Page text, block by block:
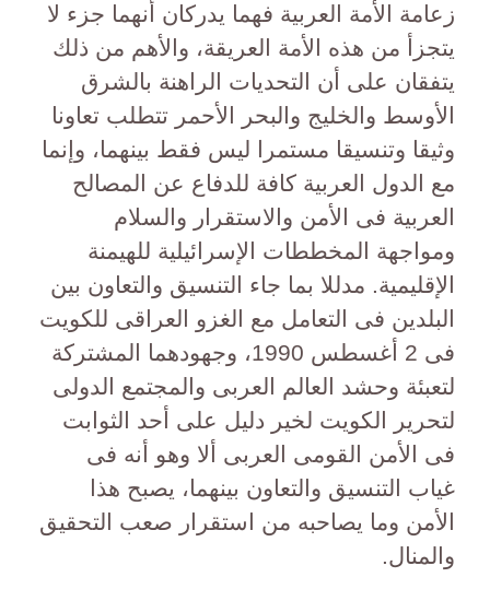
زعامة الأمة العربية فهما يدركان أنهما جزء لا
يتجزأ من هذه الأمة العريقة، والأهم من ذلك
يتفقان على أن التحديات الراهنة بالشرق
الأوسط والخليج والبحر الأحمر تتطلب تعاونا
وثيقا وتنسيقا مستمرا ليس فقط بينهما، وإنما
مع الدول العربية كافة للدفاع عن المصالح
العربية فى الأمن والاستقرار والسلام
ومواجهة المخططات الإسرائيلية للهيمنة
الإقليمية. مدللا بما جاء التنسيق والتعاون بين
البلدين فى التعامل مع الغزو العراقى للكويت
فى 2 أغسطس 1990، وجهودهما المشتركة
لتعبئة وحشد العالم العربى والمجتمع الدولى
لتحرير الكويت لخير دليل على أحد الثوابت
فى الأمن القومى العربى ألا وهو أنه فى
غياب التنسيق والتعاون بينهما، يصبح هذا
الأمن وما يصاحبه من استقرار صعب التحقيق
والمنال.